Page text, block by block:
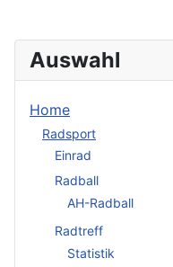
Auswahl
Home
Radsport
Einrad
Radball
AH-Radball
Radtreff
Statistik